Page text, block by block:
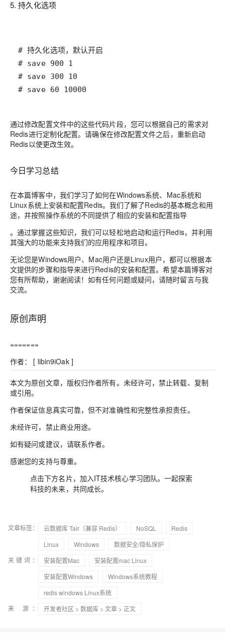
5. 持久化选项
# save 60 10000
通过修改配置文件中的这些代码片段，您可以根据自己的需求对
Redis进行定制化配置。请确保在修改配置文件之后，重新启动
Redis以使更改生效。
今日学习总结
在本篇博客中，我们学习了如何在Windows系统、Mac系统和
Linux系统上安装和配置Redis。我们了解了Redis的基本概念和用
途，并按照操作系统的不同提供了相应的安装和配置指导
。通过掌握这些知识，我们可以轻松地启动和运行Redis，并利用
其强大的功能来支持我们的应用程序和项目。
无论您是Windows用户、Mac用户还是Linux用户，都可以根据本
文提供的步骤和指导来进行Redis的安装和配置。希望本篇博客对
您有所帮助，谢谢阅读！如有任何问题或疑问，请随时留言与我
交流。
原创声明
=======
作者： [ libin9iOak ]
本文为原创文章，版权归作者所有。未经许可，禁止转载、复制
或引用。
作者保证信息真实可靠，但不对准确性和完整性承担责任。
未经许可，禁止商业用途。
如有疑问或建议，请联系作者。
感谢您的支持与尊重。
点击下方名片，加入IT技术核心学习团队。一起探索
科技的未来，共同成长。
文章标签： 云数据库 Tair（兼容 Redis） NoSQL
Redis
Linux
Windows
数据安全/隐私保护
关键词：
安装配置Mac
安装配置mac Linux
安装配置Windows
Windows系统教程
redis windows Linux系统
来 源：
开发者社区 > 数据库 > 文章 > 正文